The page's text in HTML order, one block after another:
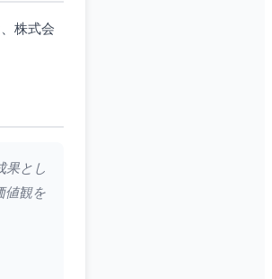
株式会
果とし
値観を